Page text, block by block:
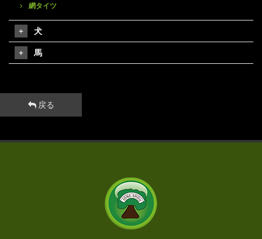
網タイツ
犬
馬
戻る